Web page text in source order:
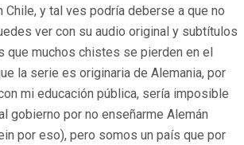
y tal ves podría deberse a que no
ver con su audio original y subtítulos
que muchos chistes se pierden en el
la serie es originaria de Alemania, por
mi educación pública, sería imposible
gobierno por no enseñarme Alemán
por eso), pero somos un país que por